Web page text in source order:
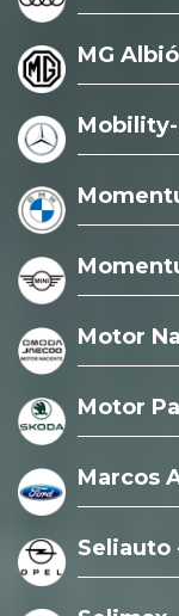
MG
Motor
Motor
Marcos
Seliauto